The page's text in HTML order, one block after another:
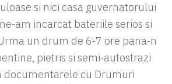
si nici casa guvernatorului
am incarcat bateriile serios si
un drum de 6-7 ore pana-n
pietris si semi-autostrazi
documentarele cu Drumuri